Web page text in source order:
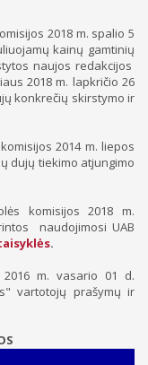
2018 m. spalio 5
kainų gamtinių
naujos redakcijos
2018 m. lapkričio 26
konkrečių skirstymo ir
2014 m. liepos
dujų tiekimo atjungimo
komisijos 2018 m.
naudojimosi UAB
.
m. vasario 01 d.
vartotojų prašymų ir